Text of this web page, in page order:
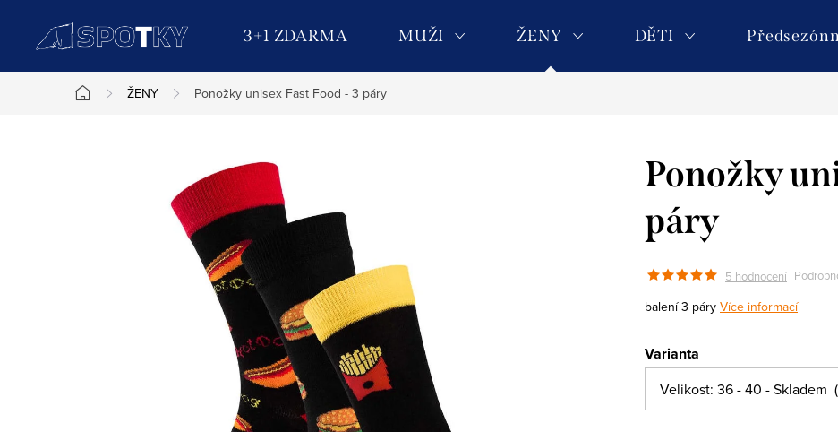
obsah
3+1 ZDARMA MUŽI ŽENY DĚTI
Domů
ŽENY Ponožky unisex Fast Food - 3 páry
Ponožky
páry
5 hodnocení
balení 3 páry Více informací
Varianta